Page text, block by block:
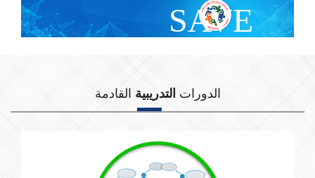
SAVE
الدورات التدريبية القادمة